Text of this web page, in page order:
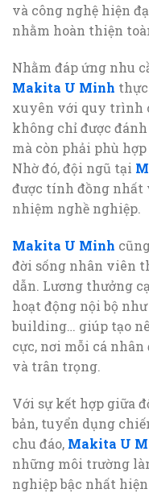
và công nghệ hiện
nhằm hoàn thiện
Nhằm đáp ứng nhu
Makita U Minh
xuyên với quy trình
không chỉ được
mà còn phải phù
Nhờ đó, đội ngũ tại
được tính đồng
nhiệm nghề nghiệp.
Makita U Minh
đời sống nhân viên
dẫn. Lương thưởng
hoạt động nội bộ
building… giúp tạo
cực, nơi mỗi cá
và trân trọng.
Với sự kết hợp giữa
bản, tuyển dụng
chu đáo, Makita U
những môi trường
nghiệp bậc nhất